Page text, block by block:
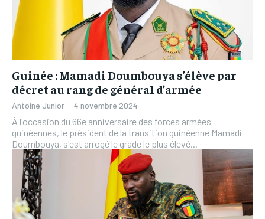
Guinée : Mamadi Doumbouya s’élève par
décret au rang de général d’armée
Antoine Junior - 4 novembre 2024
À l'occasion du 66e anniversaire des forces armées
guinéennes, le président de la transition guinéenne Mamadi
Doumbouya, s'est arrogé le grade le plus élevé...